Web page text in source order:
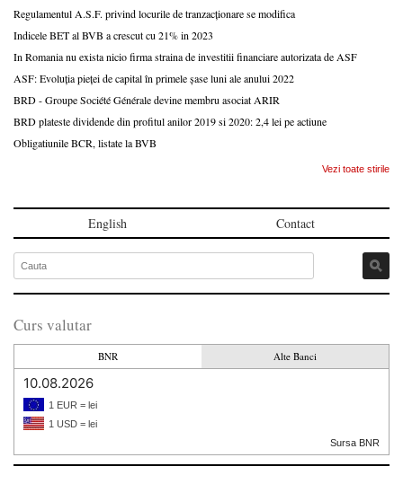
Regulamentul A.S.F. privind locurile de tranzacționare se modifica
Indicele BET al BVB a crescut cu 21% in 2023
In Romania nu exista nicio firma straina de investitii financiare autorizata de ASF
ASF: Evoluția pieței de capital în primele șase luni ale anului 2022
BRD - Groupe Société Générale devine membru asociat ARIR
BRD plateste dividende din profitul anilor 2019 si 2020: 2,4 lei pe actiune
Obligatiunile BCR, listate la BVB
Vezi toate stirile
English Contact
Curs valutar
BNR Alte Banci
10.08.2026
1 EUR = lei
1 USD = lei
Sursa BNR